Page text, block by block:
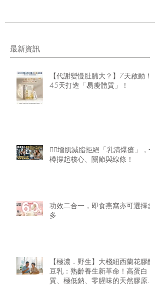
最新資訊
【代謝變慢肚腩大？】7天啟動！
45天打造「易瘦體質」！
🏋️‍♂️增肌減脂拒絕「乳清爆瘡」，一
樽撐起核心、關節與線條！
功效二合一，即食燕窩亦可選擇多
多
【極濃．野生】大棧紐西蘭花膠醇
豆乳：熟齡養生新革命！高蛋白
質、極低鈉、零腥味的天然膠原精